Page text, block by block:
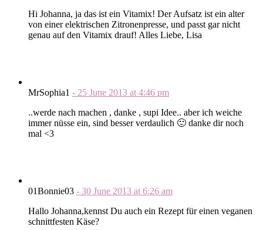
Hi Johanna, ja das ist ein Vitamix! Der Aufsatz ist ein alter
von einer elektrischen Zitronenpresse, und passt gar nicht
genau auf den Vitamix drauf! Alles Liebe, Lisa
MrSophia1 - 25 June 2013 at 4:46 pm
..werde nach machen , danke , supi Idee.. aber ich weiche
immer nüsse ein, sind besser verdaulich 🙂 danke dir noch
mal <3
01Bonnie03 - 30 June 2013 at 6:26 am
Hallo Johanna,kennst Du auch ein Rezept für einen veganen
schnittfesten Käse?